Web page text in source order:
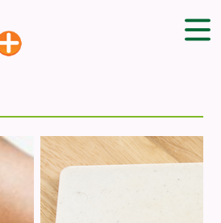
СОВЕТИ
ВЕЖБИ
ЗА ИСХРАНА
РЕЦЕПТИ
БЛОГ